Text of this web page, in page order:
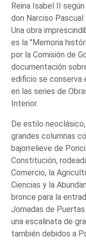
Reina Isabel II
don Narciso
Una obra
es la "Memoria
por la Comisión de
documentación
edificio se conserva
en las series de
Interior.
De estilo
grandes columnas
bajorrelieve de
Constitución,
Comercio, la
Ciencias y la
bronce para la
Jornadas de
una escalinata de
también debidos a